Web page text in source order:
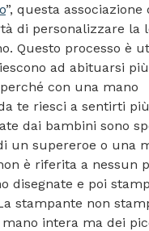
”, questa associazione
di personalizzare la
Questo processo è
ad abituarsi
con una mano
te riesci a sentirti
dai bambini sono
un supereroe o una
è riferita a nessun
disegnate e poi
stampante non
intera ma dei